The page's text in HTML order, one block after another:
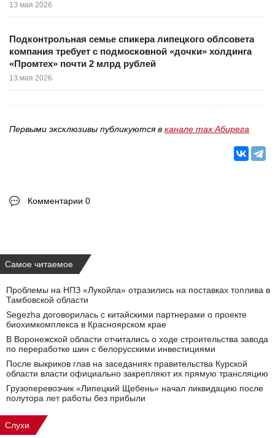
13 мая 2026
Подконтрольная семье спикера липецкого облсовета
компания требует с подмосковной «дочки» холдинга
«Промтех» почти 2 млрд рублей
13 мая 2026
Первыми эксклюзивы публикуются в канале max Абирега
Комментарии 0
Самое читаемое
Проблемы на НПЗ «Лукойла» отразились на поставках топлива в
Тамбовской области
Segezha договорилась с китайскими партнерами о проекте
биохимкомплекса в Красноярском крае
В Воронежской области отчитались о ходе строительства завода
по переработке шин с белорусскими инвестициями
После выкриков глав на заседаниях правительства Курской
области власти официально закрепляют их прямую трансляцию
Грузоперевозчик «Липецкий Щебень» начал ликвидацию после
полутора лет работы без прибыли
Слухи